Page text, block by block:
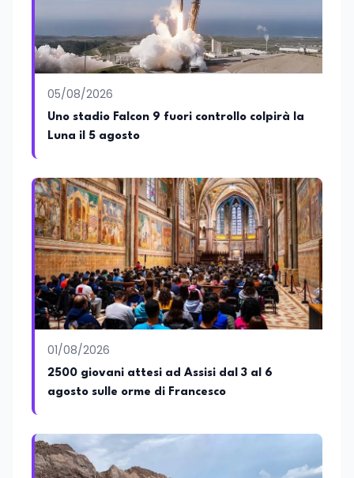
05/08/2026
Uno stadio Falcon 9 fuori controllo colpirà la
Luna il 5 agosto
01/08/2026
2500 giovani attesi ad Assisi dal 3 al 6
agosto sulle orme di Francesco